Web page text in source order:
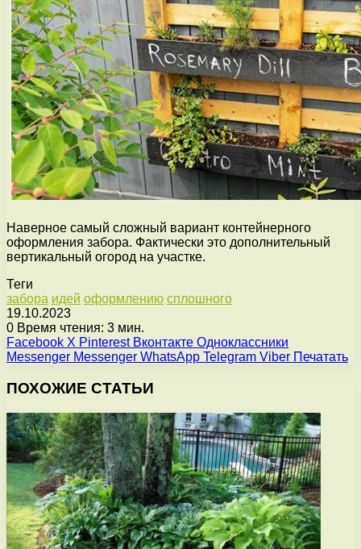
Наверное самый сложный вариант контейнерного
оформления забора. Фактически это дополнительный
вертикальный огород на участке.
Теги
забора идей оформлению сплошного
19.10.2023
0 Время чтения: 3 мин.
Facebook X Pinterest Вконтакте Одноклассники
Messenger Messenger WhatsApp Telegram Viber Печатать
ПОХОЖИЕ СТАТЬИ